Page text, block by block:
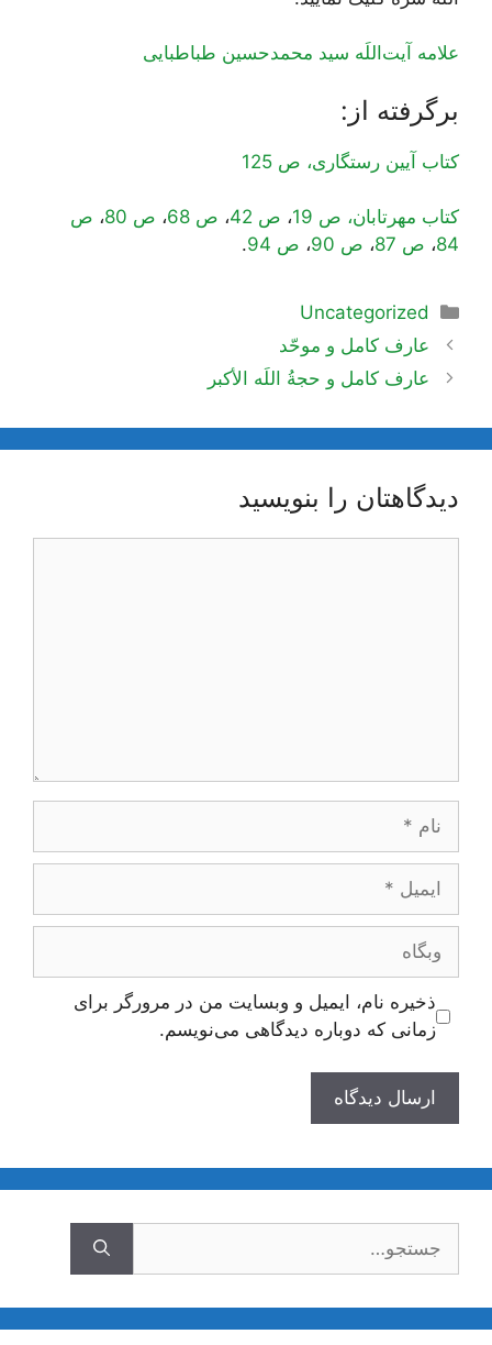
علامه آیت‌اللَه سید محمدحسین طباطبایی
برگرفته از:
کتاب آیین رستگاری، ص 125
کتاب مهرتابان، ص 19 ، ص 42 ، ص 68 ، ص 80 ، ص
84، ص 87 ، ص 90 ، ص 94 .
دسته‌ها
Uncategorized
ناوبری
نوشته‌ها
عارف کامل و موحّد
عارف کامل و حجةُ اللَه الأکبر
دیدگاهتان را بنویسید
ایمیل
وبگاه
ذخیره نام، ایمیل و وبسایت من در مرورگر برای
زمانی که دوباره دیدگاهی می‌نویسم.